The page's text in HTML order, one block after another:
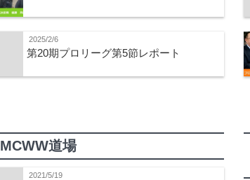
2025/2/6
第20期プロリーグ第5節レポート
MCWW道場
2021/5/19